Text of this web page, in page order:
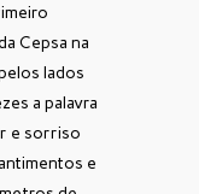
Cepsa na
lados
a palavra
e sorriso
e